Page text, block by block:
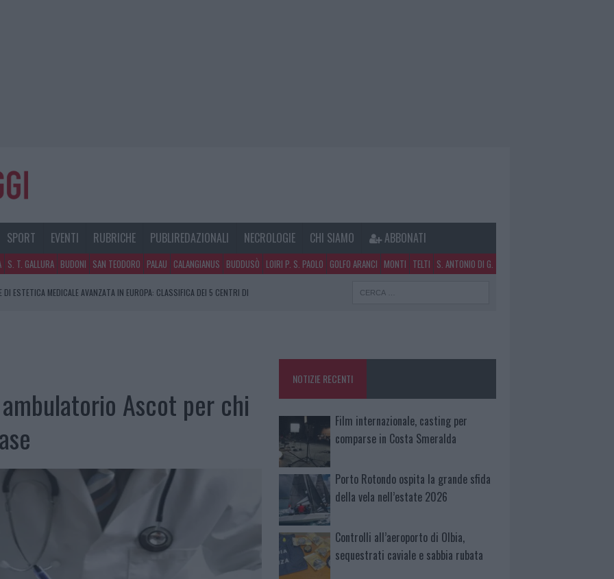
SPORT EVENTI RUBRICHE PUBLIREDAZIONALI NECROLOGIE CHI SIAMO ABBONATI
S. T. GALLURA BUDONI SAN TEODORO PALAU CALANGIANUS BUDDUSÒ LOIRI P. S. PAOLO GOLFO ARANCI MONTI TELTI S. ANTONIO DI G.
DI ESTETICA MEDICALE AVANZATA IN EUROPA: CLASSIFICA DEI 5 CENTRI DI
COMPARSE IN COSTA SMERALDA
SEQUESTRATI CAVIALE E SABBIA RUBATAAscot per chi
NOTIZIE RECENTI
Film internazionale, casting per
comparse in Costa Smeralda
Porto Rotondo ospita la grande sfida
della vela nell’estate 2026
Controlli all’aeroporto di Olbia,
sequestrati caviale e sabbia rubata